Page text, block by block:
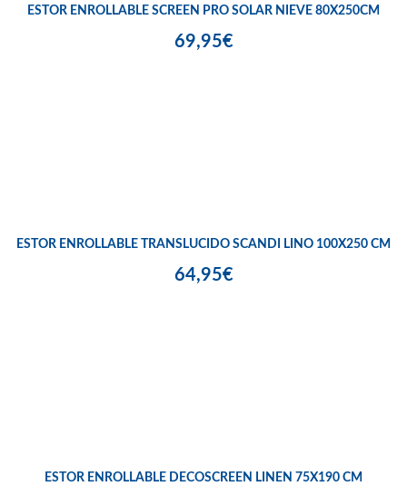
ESTOR ENROLLABLE SCREEN PRO SOLAR NIEVE 80X250CM
69,95€
ESTOR ENROLLABLE TRANSLUCIDO SCANDI LINO 100X250 CM
64,95€
ESTOR ENROLLABLE DECOSCREEN LINEN 75X190 CM